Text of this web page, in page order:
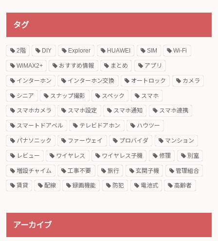
タグ
2階 DIY Explorer HUAWEI SIM Wi-Fi
WiMAX2+ おすすめ情報 まとめ アプリ
インターホン インターホン交換 オートロック カメラ
シニア スナップ撮影 スペック スマホ
スマホカメラ スマホ設定 スマホ通知 スマホ連携
スマートドアベル テレビドアホン ハウツー
パナソニック ファーウェイ プロバイダ マンション
レビュー ワイヤレス ワイヤレス子機 修理 別室
増設チャイム 工事不要 旅行 玄関子機 管理組合
賃貸 配線 録画機能 防犯 電池式 高齢者
アーカイブ